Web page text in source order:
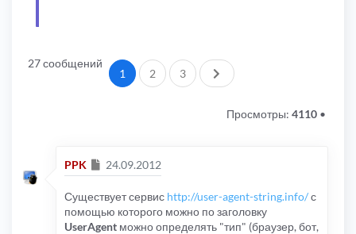
27 сообщений
1 2 3 След.
Просмотры: 4110 •
PPK Сообщение
24.09.2012
Существует сервис http://user-agent-string.info/с
помощью которого можно по заголовку
UserAgent можно определять "тип" (браузер, бот,